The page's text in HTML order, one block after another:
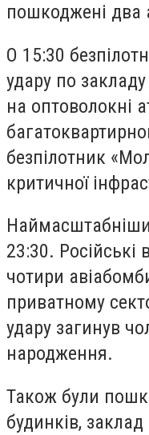
пошкоджені два
О 15:30
удару по
на оптоволокні
безпілотник
критичної
23:30. Російські
чотири
приватному
удару загинув
народження.
Також були
будинків, заклад